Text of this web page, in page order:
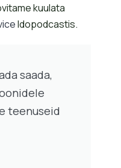
kuulata
Idopodcastis.
saada,
teenuseid